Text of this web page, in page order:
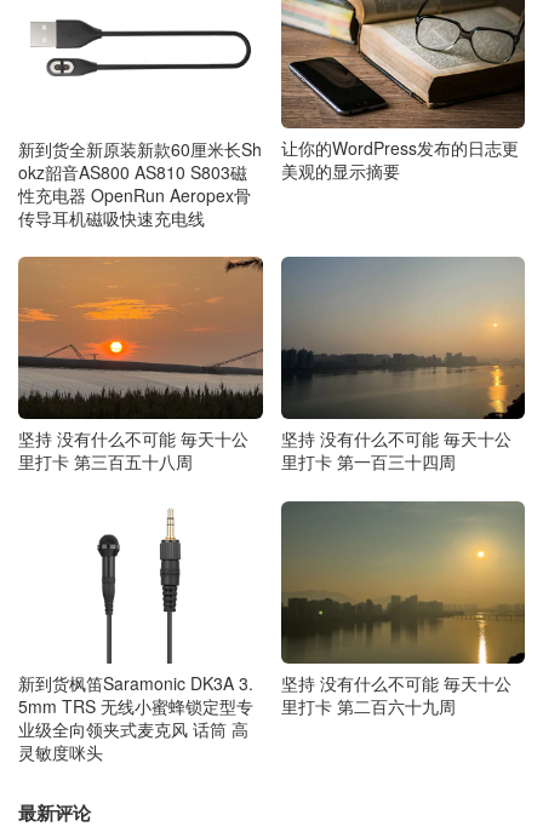
新到货全新原装新款60厘米长Sh
okz韶音AS800 AS810 S803磁
性充电器 OpenRun Aeropex骨
传导耳机磁吸快速充电线
让你的WordPress发布的日志更
美观的显示摘要
坚持 没有什么不可能 毎天十公
里打卡 第三百五十八周
坚持 没有什么不可能 毎天十公
里打卡 第一百三十四周
新到货枫笛Saramonic DK3A 3.
5mm TRS 无线小蜜蜂锁定型专
业级全向领夹式麦克风 话筒 高
灵敏度咪头
坚持 没有什么不可能 毎天十公
里打卡 第二百六十九周
最新评论